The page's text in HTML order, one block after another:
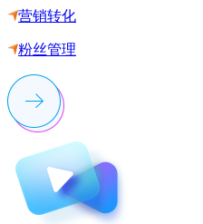
营销转化
粉丝管理